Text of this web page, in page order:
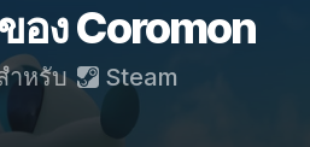
อง Coromon
ำหรับ Steam